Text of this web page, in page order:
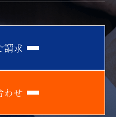
請求
わせ